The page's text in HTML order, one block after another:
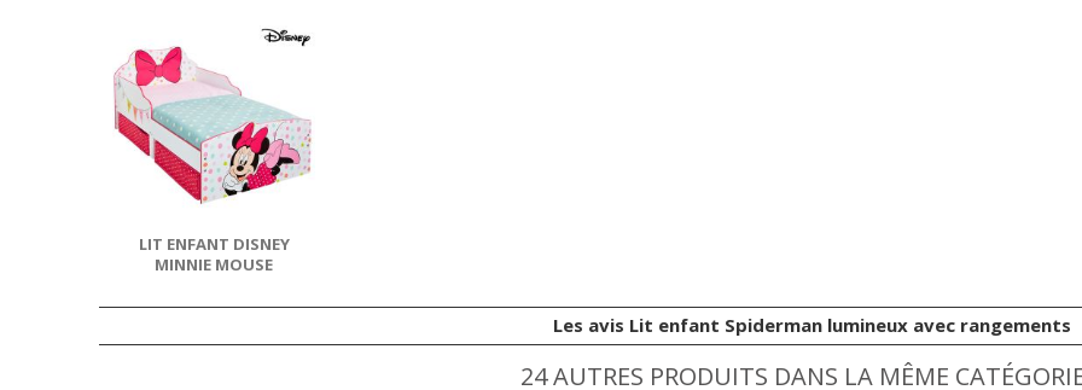
LIT ENFANT DISNEY
MINNIE MOUSE
Les avis Lit enfant Spiderman lumineux avec rangements
24 AUTRES PRODUITS DANS LA MÊME